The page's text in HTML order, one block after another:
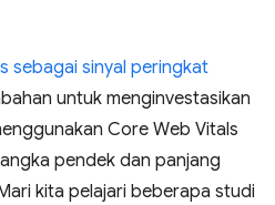
sebagai sinyal peringkat
untuk menginvestasikan
Core Web Vitals
pendek dan panjang
kita pelajari beberapa studi